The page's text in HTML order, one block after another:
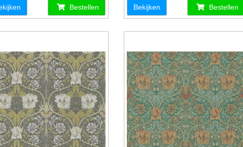
Bestellen Bekijken Bestellen